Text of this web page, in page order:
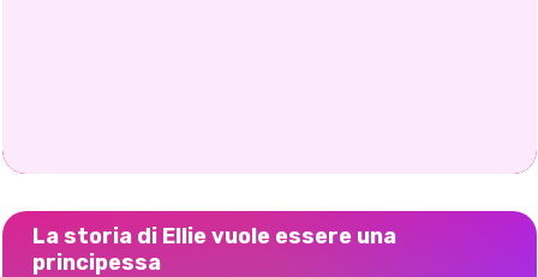
La storia di Ellie vuole essere una
principessa